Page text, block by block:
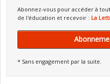
Abonnez-vous pour accéder à
de l'éducation et recevoir : La
* Sans engagement par la suite.